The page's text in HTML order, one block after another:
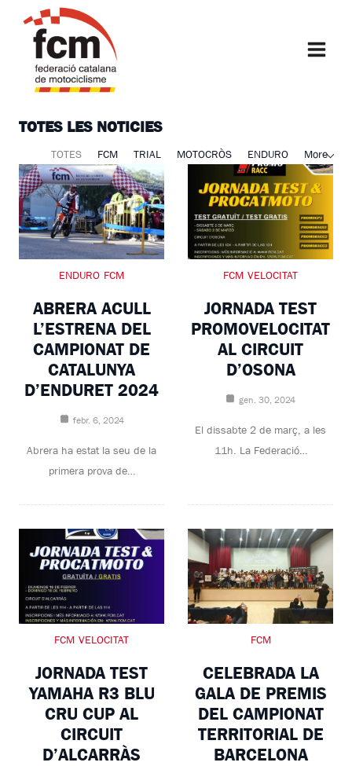
contingut
TOTES LES NOTICIES
TOTES FCM TRIAL MOTOCRÒS ENDURO More
ENDURO FCM
ABRERA ACULL
L’ESTRENA DEL
CAMPIONAT DE
CATALUNYA
D’ENDURET 2024
febr. 6, 2024
Abrera ha estat la seu de la
primera prova de…
FCM VELOCITAT
JORNADA TEST
PROMOVELOCITAT
AL CIRCUIT
D’OSONA
gen. 30, 2024
El dissabte 2 de març, a les
11h. La Federació…
FCM VELOCITAT
JORNADA TEST
YAMAHA R3 BLU
CRU CUP AL
CIRCUIT
D’ALCARRÀS
FCM
CELEBRADA LA
GALA DE PREMIS
DEL CAMPIONAT
TERRITORIAL DE
BARCELONA